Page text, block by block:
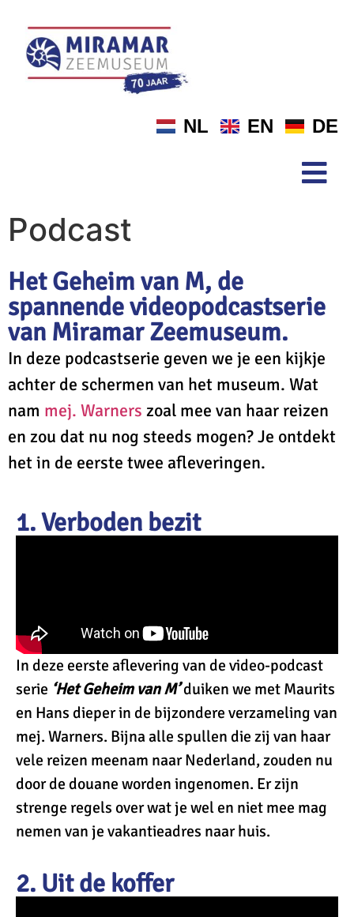
NL EN DE
Podcast
Het Geheim van M, de
spannende videopodcastserie
van Miramar Zeemuseum.
In deze podcastserie geven we je een kijkje
achter de schermen van het museum. Wat
nam mej. Warners zoal mee van haar reizen
en zou dat nu nog steeds mogen? Je ontdekt
het in de eerste twee afleveringen.
1. Verboden bezit
In deze eerste aflevering van de video-podcast
serie ‘Het Geheim van M’duiken we met Maurits
en Hans dieper in de bijzondere verzameling van
mej. Warners. Bijna alle spullen die zij van haar
vele reizen meenam naar Nederland, zouden nu
door de douane worden ingenomen. Er zijn
strenge regels over wat je wel en niet mee mag
nemen van je vakantieadres naar huis.
2. Uit de koffer